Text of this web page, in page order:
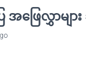
အဖြေလွှာမ